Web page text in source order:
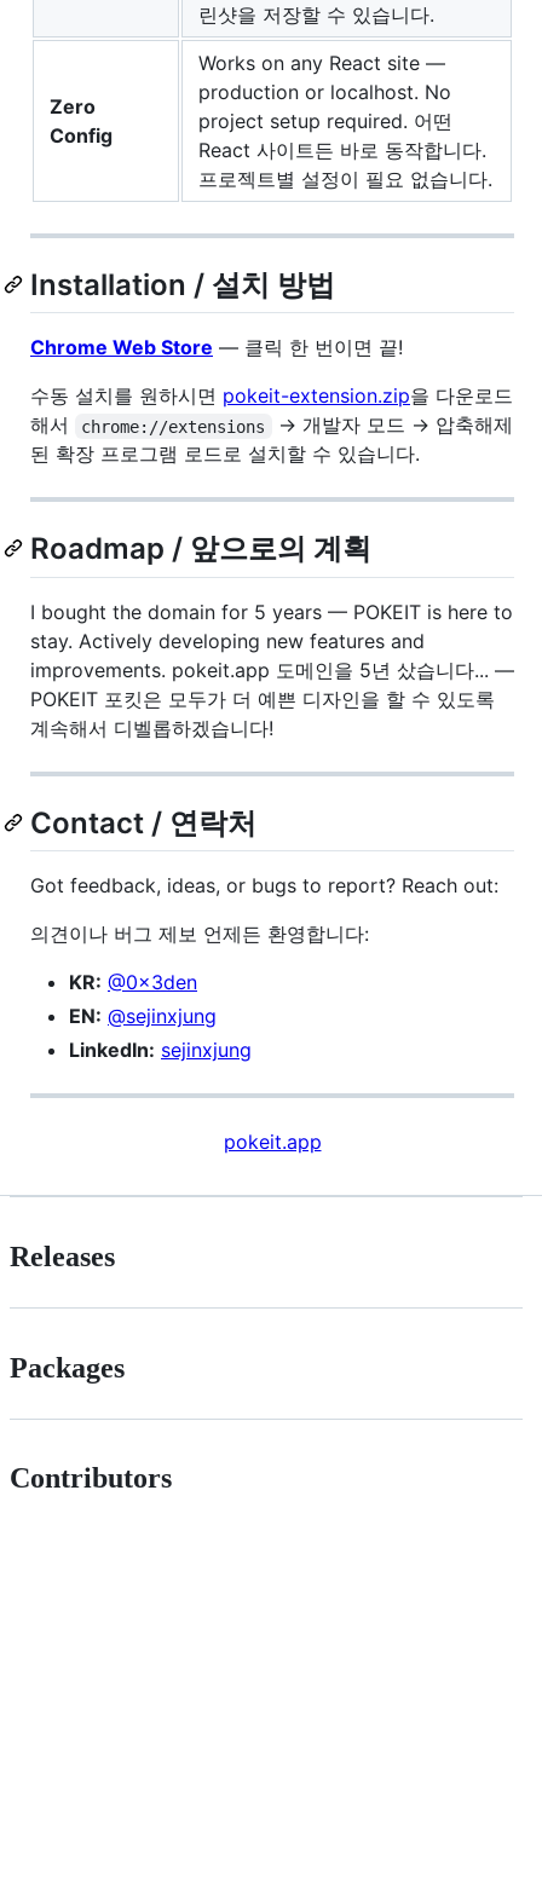
린샷을 저장할 수 있습니다.
Zero
Config
Works on any React site —
production or localhost. No
project setup required. 어떤
React 사이트든 바로 동작합니다.
프로젝트별 설정이 필요 없습니다.
Installation / 설치 방법
Chrome Web Store — 클릭 한 번이면 끝!
수동 설치를 원하시면 pokeit-extension.zip을 다운로드
해서
chrome://extensions
→ 개발자 모드 → 압축해제
된 확장 프로그램 로드로 설치할 수 있습니다.
Roadmap / 앞으로의 계획
I bought the domain for 5 years — POKEIT is here to
stay. Actively developing new features and
improvements. pokeit.app 도메인을 5년 샀습니다... —
POKEIT 포킷은 모두가 더 예쁜 디자인을 할 수 있도록
계속해서 디벨롭하겠습니다!
Contact / 연락처
Got feedback, ideas, or bugs to report? Reach out:
의견이나 버그 제보 언제든 환영합니다:
KR: @0x3den
EN: @sejinxjung
LinkedIn: sejinxjung
pokeit.app
Releases
Packages
Contributors